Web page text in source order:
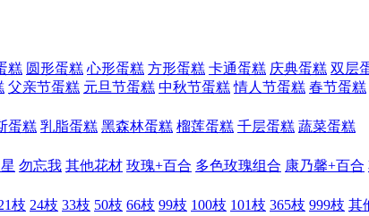
糕 圆形蛋糕 心形蛋糕 方形蛋糕 卡通蛋糕 庆典蛋糕 双层
父亲节蛋糕 元旦节蛋糕 中秋节蛋糕 情人节蛋糕 春节蛋糕
蛋糕 乳脂蛋糕 黑森林蛋糕 榴莲蛋糕 千层蛋糕 蔬菜蛋糕
勿忘我 其他花材 玫瑰+百合 多色玫瑰组合 康乃馨+百合
枝 24枝 33枝 50枝 66枝 99枝 100枝 101枝 365枝 999枝 其